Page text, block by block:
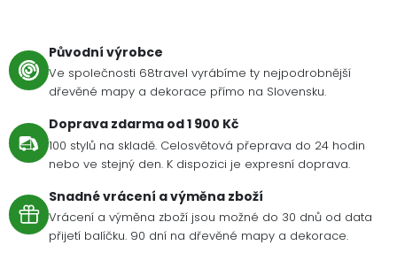
Původní výrobce
Ve společnosti 68travel vyrábíme ty nejpodrobnější
dřevěné mapy a dekorace přímo na Slovensku.
Doprava zdarma od 1 900 Kč
100 stylů na skladě. Celosvětová přeprava do 24 hodin
nebo ve stejný den. K dispozici je expresní doprava.
Snadné vrácení a výměna zboží
Vrácení a výměna zboží jsou možné do 30 dnů od data
přijetí balíčku. 90 dní na dřevěné mapy a dekorace.